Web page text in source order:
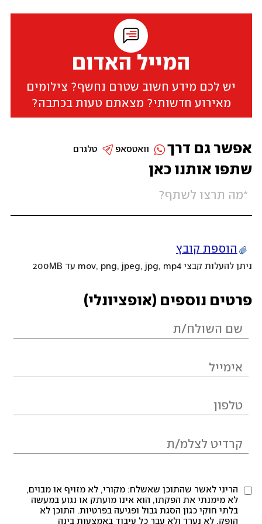
המייל האדום
יש לכם מידע חשוב שטרם נחשף? צילומים
מאירוע חדשותי? מצאתם טעות בכתבה?
שתפו אותנו כאן
הוספת קובץ
ניתן להעלות קבצי mov, png, jpeg, jpg, mp4 עד 200MB
פרטים נוספים (אופציונלי)
הריני לאשר שהתוכן שאשלח: מקורי, לא מזויף או מבוים,
לא מימנתי את הפקתו, הוא אינו מועתק או נגוע במעשה
בלתי חוקי כגון הסגת גבול ופגיעה בפרטיות. התוכן לא
הופק, לא נערך ולא עבר כל עיבוד באמצעות בינה
אפשר גם דרך טלגרם וואטסאפ